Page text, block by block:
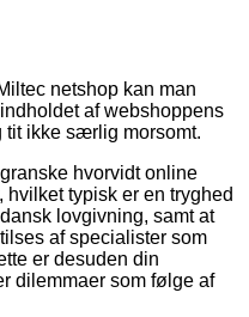
netshop kan man
af webshoppens
tit ikke særlig morsomt.
hvorvidt online
typisk er en tryghed
lovgivning, samt at
af specialister som
er desuden din
dilemmaer som følge af